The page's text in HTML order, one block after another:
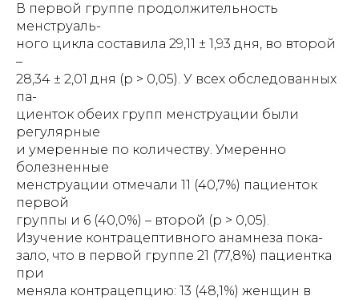
В первой группе продолжительность
менструаль-
ного цикла составила 29,11 ± 1,93 дня, во второй
–
28,34 ± 2,01 дня (р > 0,05). У всех обследованных
па-
циенток обеих групп менструации были
регулярные
и умеренные по количеству. Умеренно
болезненные
менструации отмечали 11 (40,7%) пациенток
первой
группы и 6 (40,0%) – второй (р > 0,05).
Изучение контрацептивного анамнеза пока-
зало, что в первой группе 21 (77,8%) пациентка
при
меняла контрацепцию: 13 (48,1%) женщин в